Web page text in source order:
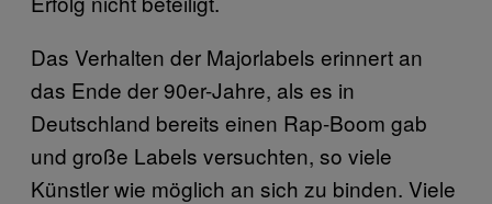
Das Verhalten der Majorlabels erinnert an
das Ende der 90er-Jahre, als es in
Deutschland bereits einen Rap-Boom gab
und große Labels versuchten, so viele
Künstler wie möglich an sich zu binden. Viele